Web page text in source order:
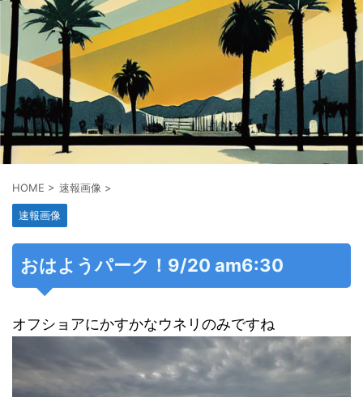
HOME > 速報画像 >
速報画像
おはようパーク！9/20 am6:30
オフショアにかすかなウネリのみですね